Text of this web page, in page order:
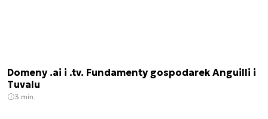
Domeny .ai i .tv. Fundamenty gospodarek Anguilli i
Tuvalu
3 min.